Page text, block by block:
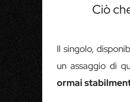
Ciò
Il singolo,
un assaggio di
ormai